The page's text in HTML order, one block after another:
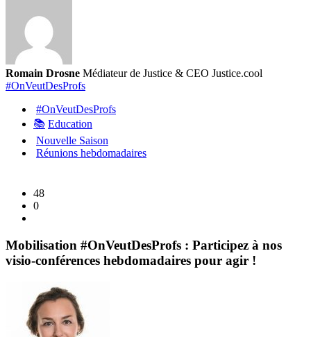
Romain Drosne Médiateur de Justice & CEO Justice.cool
#OnVeutDesProfs
#OnVeutDesProfs
📚 Education
Nouvelle Saison
Réunions hebdomadaires
48
0
Mobilisation #OnVeutDesProfs : Participez à nos
visio-conférences hebdomadaires pour agir !